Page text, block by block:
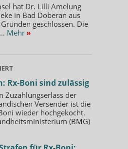
hat Dr. Lilli Amelung
in Bad Doberan aus
geschlossen. Die
Mehr »
Rx-Boni sind zulässig
Zuzahlungserlass der
Versender ist die
wieder hochgekocht.
(BMG)